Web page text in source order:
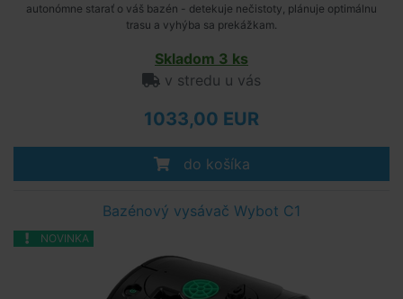
autonómne starať o váš bazén - detekuje nečistoty, plánuje optimálnu
trasu a vyhýba sa prekážkam.
Skladom 3 ks
v stredu u vás
1033,00 EUR
do košíka
Bazénový vysávač Wybot C1
NOVINKA